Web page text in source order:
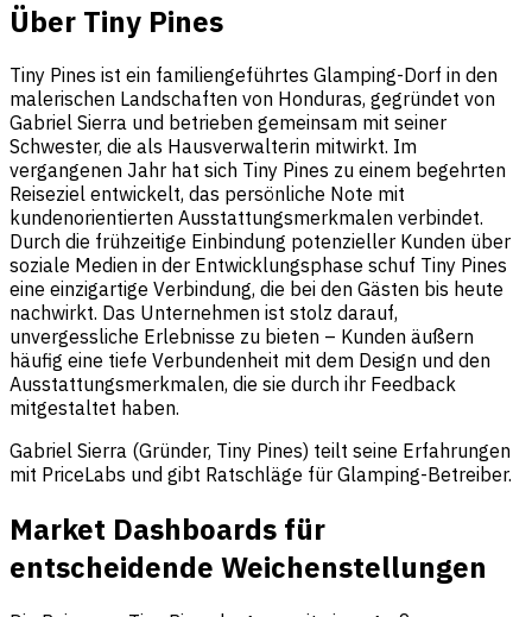
Über Tiny Pines
Tiny Pines ist ein familiengeführtes Glamping-Dorf in den
malerischen Landschaften von Honduras, gegründet von
Gabriel Sierra und betrieben gemeinsam mit seiner
Schwester, die als Hausverwalterin mitwirkt. Im
vergangenen Jahr hat sich Tiny Pines zu einem begehrten
Reiseziel entwickelt, das persönliche Note mit
kundenorientierten Ausstattungsmerkmalen verbindet.
Durch die frühzeitige Einbindung potenzieller Kunden über
soziale Medien in der Entwicklungsphase schuf Tiny Pines
eine einzigartige Verbindung, die bei den Gästen bis heute
nachwirkt. Das Unternehmen ist stolz darauf,
unvergessliche Erlebnisse zu bieten – Kunden äußern
häufig eine tiefe Verbundenheit mit dem Design und den
Ausstattungsmerkmalen, die sie durch ihr Feedback
mitgestaltet haben.
Gabriel Sierra (Gründer, Tiny Pines) teilt seine Erfahrungen
mit PriceLabs und gibt Ratschläge für Glamping-Betreiber.
Market Dashboards für
entscheidende Weichenstellungen